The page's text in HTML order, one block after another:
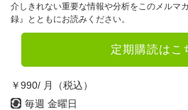
介しきれない重要な情報や分析をこのメルマ
録』とともにお読みください。
定期購読はこ
￥990/ 月（税込）
毎週 金曜日